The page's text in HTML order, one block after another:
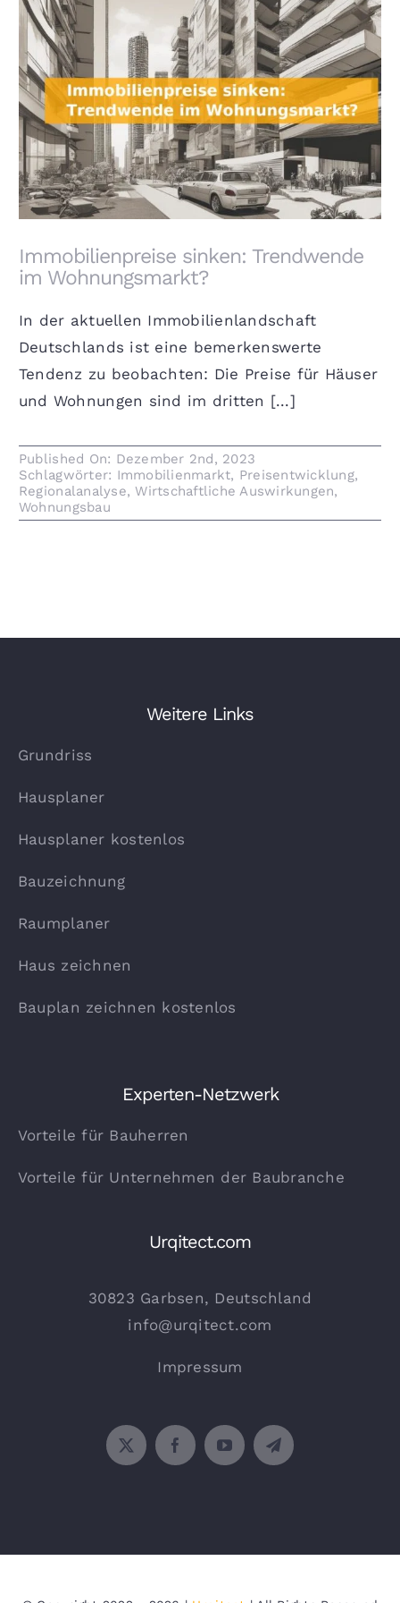
Immobilienpreise sinken: Trendwende im
Wohnungsmarkt?
Immobilienpreise sinken: Trendwende
im Wohnungsmarkt?
In der aktuellen Immobilienlandschaft
Deutschlands ist eine bemerkenswerte
Tendenz zu beobachten: Die Preise für Häuser
und Wohnungen sind im dritten [...]
Published On: Dezember 2nd, 2023
Schlagwörter: Immobilienmarkt, Preisentwicklung,
Regionalanalyse,Wirtschaftliche Auswirkungen,
Wohnungsbau
Urqitect.com
30823 Garbsen, Deutschland
info@urqitect.com
Impressum
Weitere Links
Grundriss
Hausplaner
Hausplaner kostenlos
Bauzeichnung
Raumplaner
Haus zeichnen
Bauplan zeichnen kostenlos
Experten-Netzwerk
Vorteile für Bauherren
Vorteile für Unternehmen der Baubranche